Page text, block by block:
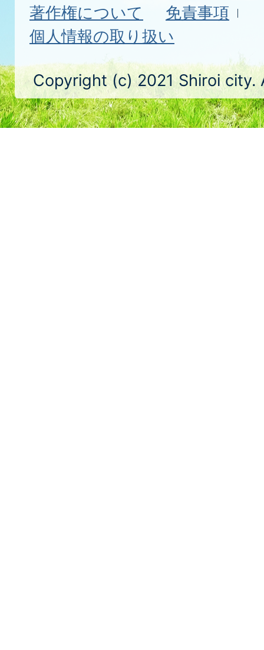
著作権について
免責事項
個人情報の取り扱い
Copyright (c) 2021 Shiroi city.